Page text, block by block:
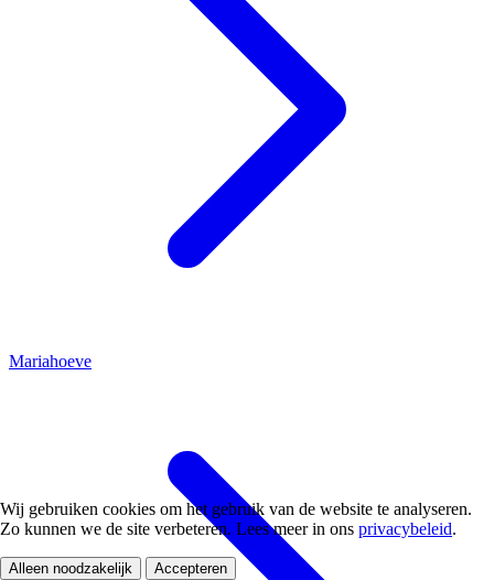
Mariahoeve
Wij gebruiken cookies om het gebruik van de website te analyseren.
Zo kunnen we de site verbeteren. Lees meer in ons privacybeleid.
Alleen noodzakelijk Accepteren